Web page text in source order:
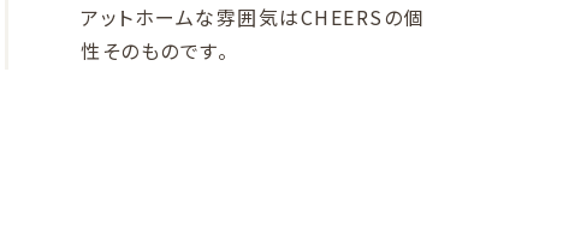
アットホームな雰囲気はCHEERSの個
性そのものです。